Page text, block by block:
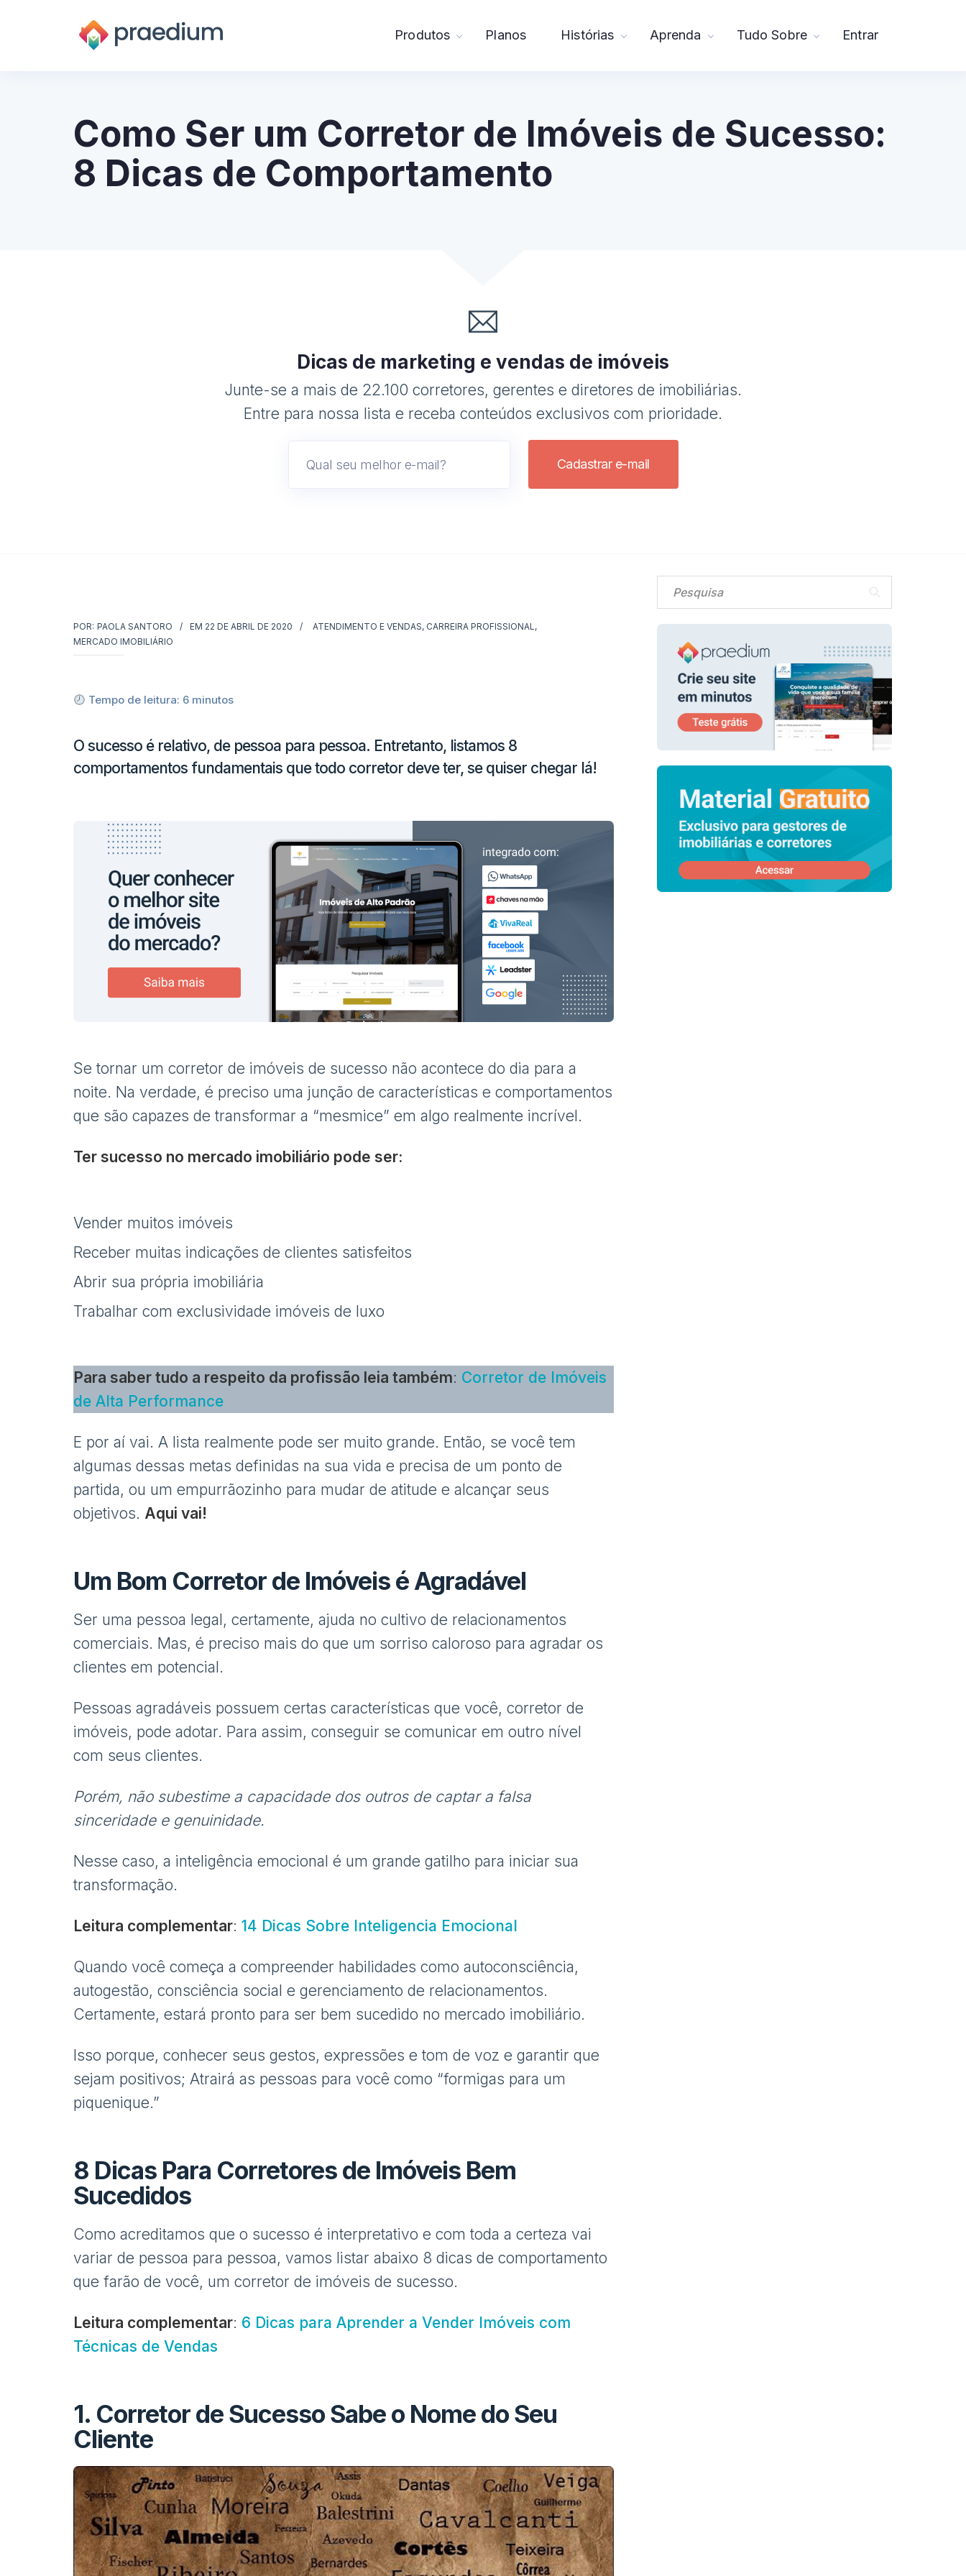
Produtos Planos Histórias Aprenda Tudo Sobre Entrar
Como Ser um Corretor de Imóveis de Sucesso:
8 Dicas de Comportamento
Dicas de marketing e vendas de imóveis
Junte-se a mais de 22.100 corretores, gerentes e diretores de imobiliárias.
Entre para nossa lista e receba conteúdos exclusivos com prioridade.
Cadastrar e-mail
POR: PAOLA SANTORO EM 22 DE ABRIL DE 2020 ATENDIMENTO E VENDAS, CARREIRA PROFISSIONAL,
MERCADO IMOBILIÁRIO
Tempo de leitura: 6 minutos
O sucesso é relativo, de pessoa para pessoa. Entretanto, listamos 8
comportamentos fundamentais que todo corretor deve ter, se quiser chegar lá!
Se tornar um corretor de imóveis de sucesso não acontece do dia para a
noite. Na verdade, é preciso uma junção de características e comportamentos
que são capazes de transformar a “mesmice” em algo realmente incrível.
Ter sucesso no mercado imobiliário pode ser:
Vender muitos imóveis
Receber muitas indicações de clientes satisfeitos
Abrir sua própria imobiliária
Trabalhar com exclusividade imóveis de luxo
Para saber tudo a respeito da profissão leia também: Corretor de Imóveis
de Alta Performance
E por aí vai. A lista realmente pode ser muito grande. Então, se você tem
algumas dessas metas definidas na sua vida e precisa de um ponto de
partida, ou um empurrãozinho para mudar de atitude e alcançar seus
objetivos. Aqui vai!
Um Bom Corretor de Imóveis é Agradável
Ser uma pessoa legal, certamente, ajuda no cultivo de relacionamentos
comerciais. Mas, é preciso mais do que um sorriso caloroso para agradar os
clientes em potencial.
Pessoas agradáveis ​​possuem certas características que você, corretor de
imóveis, pode adotar. Para assim, conseguir se comunicar em outro nível
com seus clientes.
Porém, não subestime a capacidade dos outros de captar a falsa
sinceridade e genuinidade.
Nesse caso, a inteligência emocional é um grande gatilho para iniciar sua
transformação.
Leitura complementar: 14 Dicas Sobre Inteligencia Emocional
Quando você começa a compreender habilidades como autoconsciência,
autogestão, consciência social e gerenciamento de relacionamentos.
Certamente, estará pronto para ser bem sucedido no mercado imobiliário.
Isso porque, conhecer seus gestos, expressões e tom de voz e garantir que
sejam positivos; Atrairá as pessoas para você como “formigas para um
piquenique.”
8 Dicas Para Corretores de Imóveis Bem
Sucedidos
Como acreditamos que o sucesso é interpretativo e com toda a certeza vai
variar de pessoa para pessoa, vamos listar abaixo 8 dicas de comportamento
que farão de você, um corretor de imóveis de sucesso.
Leitura complementar: 6 Dicas para Aprender a Vender Imóveis com
Técnicas de Vendas
1. Corretor de Sucesso Sabe o Nome do Seu
Cliente